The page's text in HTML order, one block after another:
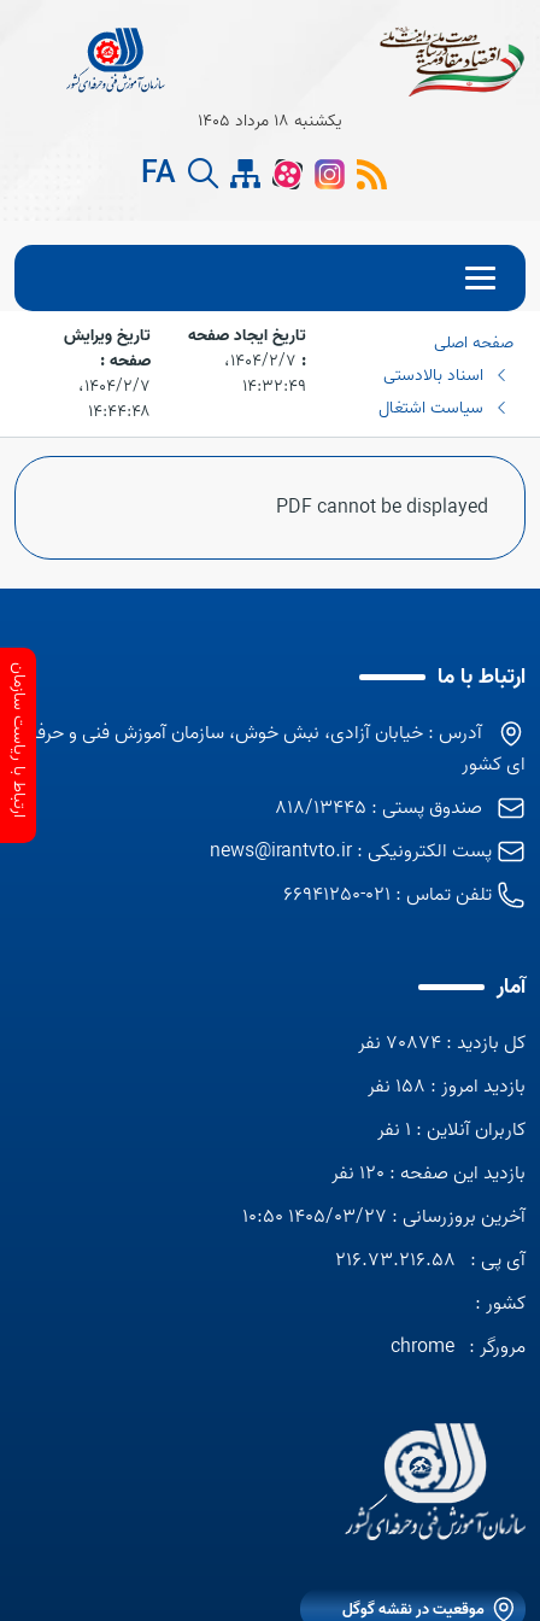
یکشنبه 18 مرداد 1405
FA
صفحه اصلی
اسناد بالادستی
سیاست اشتغال
تاریخ ایجاد صفحه
:
۱۴۰۴/۲/۷،‏
۱۴:۳۲:۴۹
تاریخ ویرایش
صفحه :
۱۴۰۴/۲/۷،‏
۱۴:۴۴:۴۸
PDF cannot be displayed
ارتباط با ما
آدرس : خیابان آزادی، نبش خوش، سازمان آموزش فنی و حرفه
ای کشور
صندوق پستی : 818/13445
پست الکترونیکی :news@irantvto.ir
تلفن تماس : 021-66941250
آمار
کل بازدید : 70874 نفر
بازدید امروز : 158 نفر
کاربران آنلاین : 1 نفر
بازدید این صفحه : 120 نفر
آخرین بروزرسانی : 1405/03/27 10:50
آی پی : 216.73.216.58
کشور :
مرورگر : chrome
موقعیت در نقشه گوگل
ارتباط با ریاست سازمان